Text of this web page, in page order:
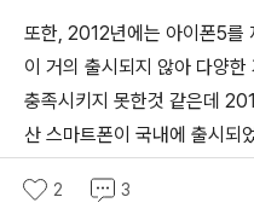
또한, 2012년에는 아이폰5를
이 거의 출시되지 않아 다양
충족시키지 못한것 같은데
산 스마트폰이 국내에 출시되
최근 갤럭시 S4 출시 이야기
2 3